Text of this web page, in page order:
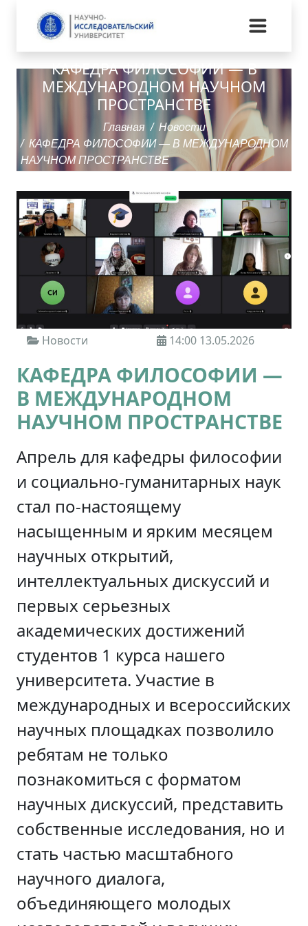
КАФЕДРА ФИЛОСОФИИ — В
МЕЖДУНАРОДНОМ НАУЧНОМ
ПРОСТРАНСТВЕ
Главная
Новости
КАФЕДРА ФИЛОСОФИИ — В МЕЖДУНАРОДНОМ
НАУЧНОМ ПРОСТРАНСТВЕ
Новости 14:00 13.05.2026
КАФЕДРА ФИЛОСОФИИ —
В МЕЖДУНАРОДНОМ
НАУЧНОМ ПРОСТРАНСТВЕ
Апрель для кафедры философии
и социально-гуманитарных наук
стал по-настоящему
насыщенным и ярким месяцем
научных открытий,
интеллектуальных дискуссий и
первых серьезных
академических достижений
студентов 1 курса нашего
университета. Участие в
международных и всероссийских
научных площадках позволило
ребятам не только
познакомиться с форматом
научных дискуссий, представить
собственные исследования, но и
стать частью масштабного
научного диалога,
объединяющего молодых